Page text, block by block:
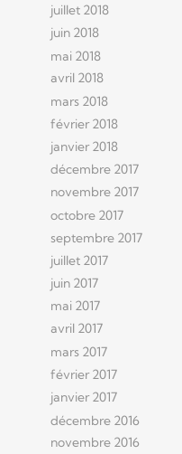
juillet 2018
juin 2018
mai 2018
avril 2018
mars 2018
février 2018
janvier 2018
décembre 2017
novembre 2017
octobre 2017
septembre 2017
juillet 2017
juin 2017
mai 2017
avril 2017
mars 2017
février 2017
janvier 2017
décembre 2016
novembre 2016